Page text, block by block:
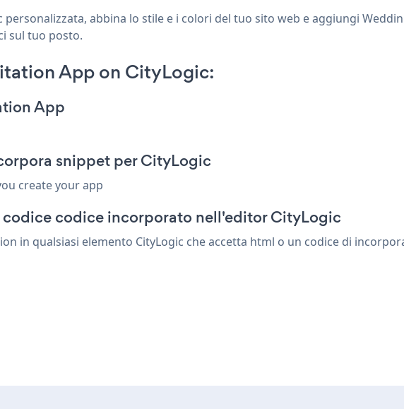
abbina lo stile e i colori del tuo sito web e aggiungi
sul tuo posto.
App on CityLogic:
App
snippet per CityLogic
create your app
codice incorporato nell'editor CityLogic
in qualsiasi elemento CityLogic che accetta html o un codice di